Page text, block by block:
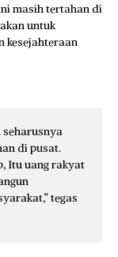
masih tertahan di
untuk
kesejahteraan
seharusnya
di pusat.
Itu uang rakyat
tegas